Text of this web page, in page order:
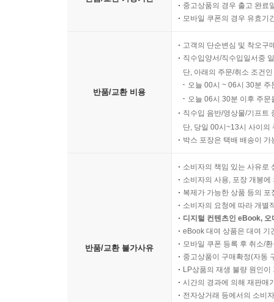
중고상품의 경우 출고 완료
모바일 쿠폰의 경우 유효기
반품/교환 비용
고객의 단순변심 및 착오구
직수입양서/직수입일서중
단, 아래의 주문/취소 조건
오늘 00시 ~ 06시 30분
오늘 06시 30분 이후 주
직수입 음반/영상물/기프트
단, 당일 00시~13시 사이의
박스 포장은 택배 배송이
반품/교환 불가사유
소비자의 책임 있는 사유로
소비자의 사용, 포장 개봉
복제가 가능한 상품 등의
소비자의 요청에 따라 개별
디지털 컨텐츠인 eBook,
eBook 대여 상품은 대여 기
모바일 쿠폰 등록 후 취소/
중고상품이 구매확정(자동
LP상품의 재생 불량 원인
시간의 경과에 의해 재판매
전자상거래 등에서의 소비